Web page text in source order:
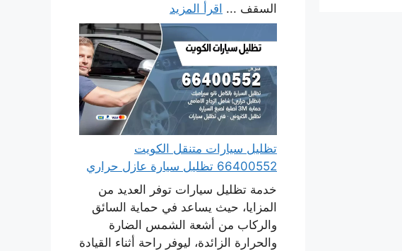
السقف ... اقرأ المزيد
تظليل سيارات متنقل الكويت
66400552 تظليل سيارة عازل حراري
خدمة تظليل سيارات توفر العديد من
المزايا، حيث يساعد في حماية السائق
والركاب من أشعة الشمس الضارة
والحرارة الزائدة، ليوفر راحة أثناء القيادة